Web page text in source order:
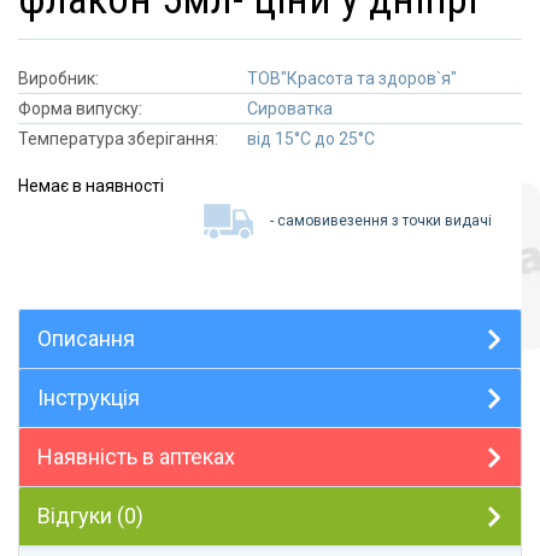
Виробник:
ТОВ"Красота та здоров`я"
Форма випуску:
Сироватка
Температура зберігання:
від 15°C до 25°C
Немає в наявності
- самовивезення з точки видачі
Описання
Інструкція
Наявність в аптеках
Відгуки (0)